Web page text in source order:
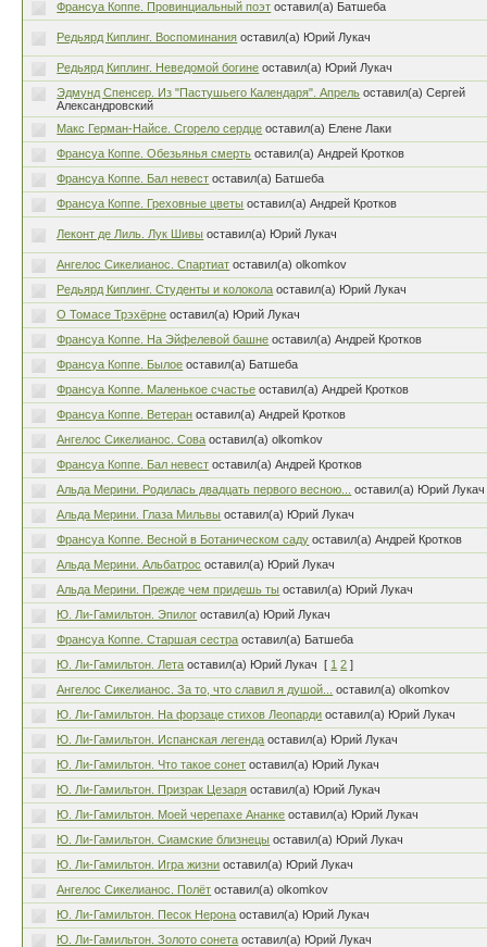
Франсуа Коппе. Провинциальный поэт оставил(а) Батшеба
Редьярд Киплинг. Воспоминания оставил(а) Юрий Лукач
Редьярд Киплинг. Неведомой богине оставил(а) Юрий Лукач
Эдмунд Спенсер. Из "Пастушьего Календаря". Апрель оставил(а) Сергей
Александровский
Макс Герман-Нaйсе. Сгорело сердце оставил(а) Елене Лаки
Франсуа Коппе. Обезьянья смерть оставил(а) Андрей Кротков
Франсуа Коппе. Бал невест оставил(а) Батшеба
Франсуа Коппе. Греховные цветы оставил(а) Андрей Кротков
Леконт де Лиль. Лук Шивы оставил(а) Юрий Лукач
Ангелос Сикелианос. Спартиат оставил(а) olkomkov
Редьярд Киплинг. Студенты и колокола оставил(а) Юрий Лукач
О Томасе Трэхёрне оставил(а) Юрий Лукач
Франсуа Коппе. На Эйфелевой башне оставил(а) Андрей Кротков
Франсуа Коппе. Былое оставил(а) Батшеба
Франсуа Коппе. Маленькое счастье оставил(а) Андрей Кротков
Франсуа Коппе. Ветеран оставил(а) Андрей Кротков
Ангелос Сикелианос. Сова оставил(а) olkomkov
Франсуа Коппе. Бал невест оставил(а) Андрей Кротков
Альда Мерини. Родилась двадцать первого весною...
оставил(а) Юрий Лукач
Альда Мерини. Глаза Мильвы оставил(а) Юрий Лукач
Франсуа Коппе. Весной в Ботаническом саду оставил(а) Андрей Кротков
Альда Мерини. Альбатрос оставил(а) Юрий Лукач
Альда Мерини. Прежде чем придешь ты оставил(а) Юрий Лукач
Ю. Ли-Гамильтон. Эпилог оставил(а) Юрий Лукач
Франсуа Коппе. Старшая сестра оставил(а) Батшеба
Ю. Ли-Гамильтон. Лета оставил(а) Юрий Лукач [ 1 2 ]
Ангелос Сикелианос. За то, что славил я душой...
оставил(а) olkomkov
Ю. Ли-Гамильтон. На форзаце стихов Леопарди оставил(а) Юрий Лукач
Ю. Ли-Гамильтон. Испанская легенда оставил(а) Юрий Лукач
Ю. Ли-Гамильтон. Что такое сонет оставил(а) Юрий Лукач
Ю. Ли-Гамильтон. Призрак Цезаря оставил(а) Юрий Лукач
Ю. Ли-Гамильтон. Моей черепахе Ананке оставил(а) Юрий Лукач
Ю. Ли-Гамильтон. Сиамские близнецы оставил(а) Юрий Лукач
Ю. Ли-Гамильтон. Игра жизни оставил(а) Юрий Лукач
Ангелос Сикелианос. Полёт оставил(а) olkomkov
Ю. Ли-Гамильтон. Песок Нерона оставил(а) Юрий Лукач
Ю. Ли-Гамильтон. Золото сонета оставил(а) Юрий Лукач